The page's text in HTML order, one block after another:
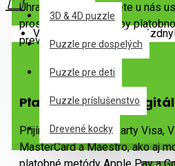
3D & 4D puzzle
Puzzle pre dospelých
Puzzle pre deti
Puzzle príslušenstvo
Drevené kocky
Váš nákupný košík je
Úhradu za tovar môžete u nás
prostredníctvom platby
prevodom alebo dobierkou.
Platobné karty a
Prijímame platobné karty Visa,
MasterCard a Maestro, ako aj